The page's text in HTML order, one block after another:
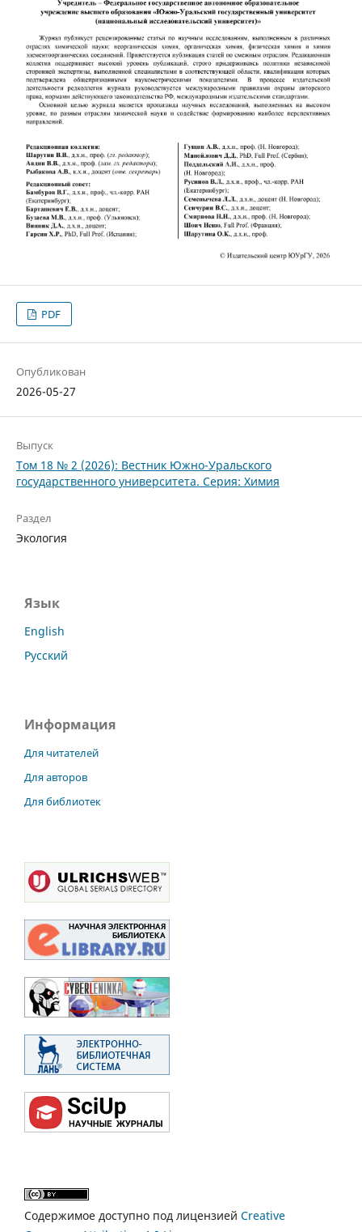
PDF
Опубликован
2026-05-27
Выпуск
Том 18 № 2 (2026): Вестник Южно-Уральского
государственного университета. Серия: Химия
Раздел
Экология
Язык
English
Русский
Информация
Для читателей
Для авторов
Для библиотек
Содержимое доступно под лицензией Creative